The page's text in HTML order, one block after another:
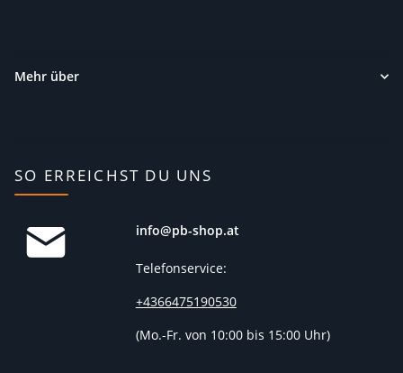
Mehr über
SO ERREICHST DU UNS
info@pb-shop.at
Telefonservice:
+4366475190530
(Mo.-Fr. von 10:00 bis 15:00 Uhr)